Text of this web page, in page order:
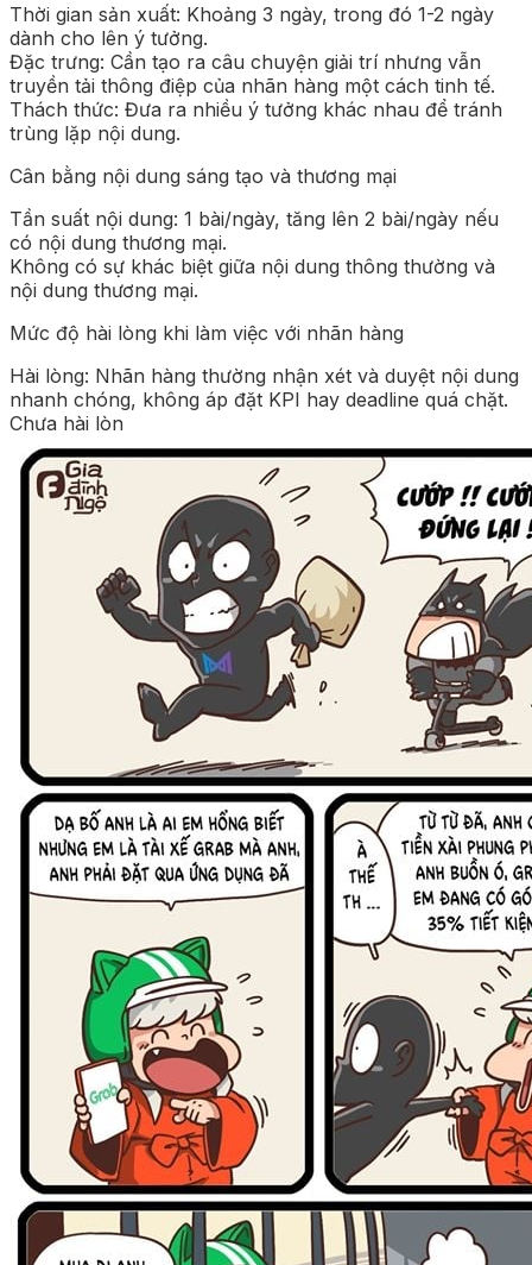
Thời gian sản xuất: Khoảng 3 ngày, trong đó 1-2 ngày
dành cho lên ý tưởng.
Đặc trưng: Cần tạo ra câu chuyện giải trí nhưng vẫn
truyền tải thông điệp của nhãn hàng một cách tinh tế.
Thách thức: Đưa ra nhiều ý tưởng khác nhau để tránh
trùng lặp nội dung.
Cân bằng nội dung sáng tạo và thương mại
Tần suất nội dung: 1 bài/ngày, tăng lên 2 bài/ngày nếu
có nội dung thương mại.
Không có sự khác biệt giữa nội dung thông thường và
nội dung thương mại.
Mức độ hài lòng khi làm việc với nhãn hàng
Hài lòng: Nhãn hàng thường nhận xét và duyệt nội dung
nhanh chóng, không áp đặt KPI hay deadline quá chặt.
Chưa hài lòn